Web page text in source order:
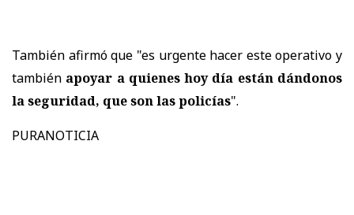
También afirmó que "es urgente hacer este operativo y
también apoyar a quienes hoy día están dándonos
la seguridad, que son las policías".
PURANOTICIA